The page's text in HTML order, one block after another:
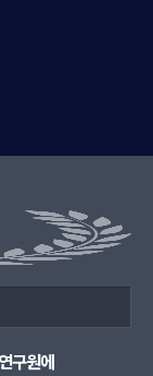
구원에